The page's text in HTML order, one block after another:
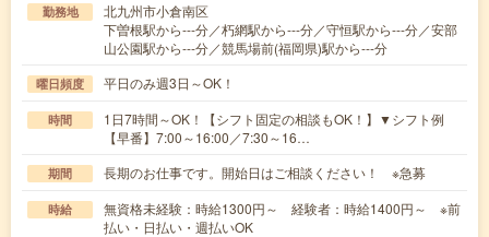
勤務地
北九州市小倉南区
下曽根駅から---分／朽網駅から---分／守恒駅から---分／安部
山公園駅から---分／競馬場前(福岡県)駅から---分
曜日頻度 平日のみ週3日～OK！
時間
1日7時間～OK！【シフト固定の相談もOK！】▼シフト例
【早番】7:00～16:00／7:30～16…
期間 長期のお仕事です。開始日はご相談ください！ ※急募
時給
無資格未経験：時給1300円～ 経験者：時給1400円～ ※前
払い・日払い・週払いOK